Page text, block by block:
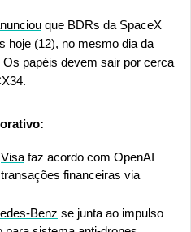
que BDRs da SpaceX
hoje (12), no mesmo dia da
papéis devem sair por cerca
Visa faz acordo com OpenAI
financeiras via
Benz se junta ao impulso